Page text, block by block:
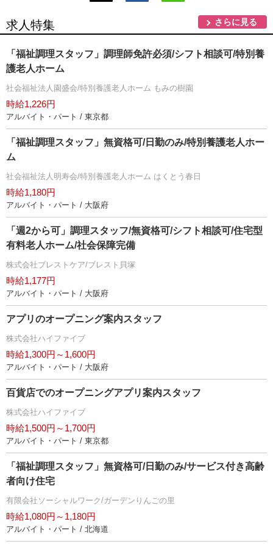
求人特集 さらに見る
「福祉調理スタッフ」調理師免許必須/シフト相談可/特別養
護老人ホーム
社会福祉法人園盛会/特別養護老人ホーム もみの樹園
時給1,226円
アルバイト・パート / 東京都
「福祉調理スタッフ」無資格可/日勤のみ/特別養護老人ホー
ム
社会福祉法人明寿会/特別養護老人ホーム はくとう春日
時給1,180円
アルバイト・パート / 大阪府
「週2から可」調理スタッフ/無資格可/シフト相談可/住宅型
有料老人ホーム/社会保障完備
株式会社ブレストケア/ブレスト貝塚
時給1,177円
アルバイト・パート / 大阪府
アプリのオープニング案内スタッフ
株式会社ハイファイブ
時給1,300円～1,600円
アルバイト・パート / 大阪府
百貨店でのオープニングアプリ案内スタッフ
株式会社ハイファイブ
時給1,500円～1,700円
アルバイト・パート / 東京都
「福祉調理スタッフ」無資格可/日勤のみ/サービス付き高齢
者向け住宅
有限会社ソーシャルワーク/ガーデンりんごの里
時給1,080円～1,180円
アルバイト・パート / 北海道